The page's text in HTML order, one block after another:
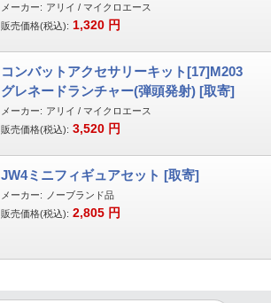
メーカー: アリイ / マイクロエース
販売価格(税込): 1,320 円
コンバットアクセサリーキット[17]M203
グレネードランチャー(弾頭発射) [取寄]
メーカー: アリイ / マイクロエース
販売価格(税込): 3,520 円
JW4ミニフィギュアセット [取寄]
メーカー:
ノーブランド品
販売価格(税込): 2,805 円